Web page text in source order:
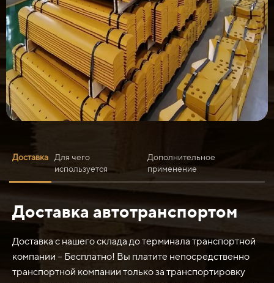
Доставка
Для чего
используется
Дополнительное
применение
Доставка автотранспортом
Доставка с нашего склада до терминала транспортной
компании – Бесплатно! Вы платите непосредственно
транспортной компании только за транспортировку
Нож отвала 123/05115 2450х130х16 (400-500HB) JCB
4CX используется в строительной и дорожной технике,
а именно на погрузчиках-экскаваторах JCB 4CX.
Основное применение данного ножа - очистка